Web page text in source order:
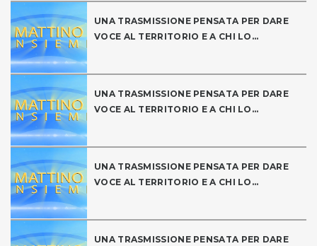
UNA TRASMISSIONE PENSATA PER DARE
VOCE AL TERRITORIO E A CHI LO...
UNA TRASMISSIONE PENSATA PER DARE
VOCE AL TERRITORIO E A CHI LO...
UNA TRASMISSIONE PENSATA PER DARE
VOCE AL TERRITORIO E A CHI LO...
UNA TRASMISSIONE PENSATA PER DARE